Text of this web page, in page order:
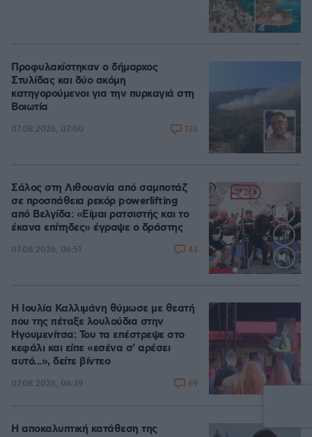
Προφυλακίστηκαν ο δήμαρχος
Στυλίδας και δύο ακόμη
κατηγορούμενοι για την πυρκαγιά στη
Βοιωτία
07.08.2026, 07:00 126
Loaded
Σάλος στη Λιθουανία από σαμποτάζ
σε προσπάθεια ρεκόρ powerlifting
από Βελγίδα: «Είμαι ρατσιστής και το
έκανα επίτηδες» έγραψε ο δράστης
07.08.2026, 06:51 43
Η Ιουλία Καλλιμάνη θύμωσε με θεατή
που της πέταξε λουλούδια στην
Ηγουμενίτσα: Του τα επέστρεψε στο
κεφάλι και είπε «εσένα σ' αρέσει
αυτό...», δείτε βίντεο
07.08.2026, 06:39 69
Η αποκαλυπτική κατάθεση της